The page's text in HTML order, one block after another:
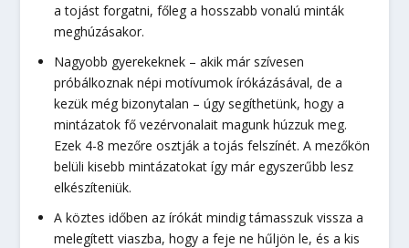
a tojást forgatni, főleg a hosszabb vonalú minták
meghúzásakor.
Nagyobb gyerekeknek – akik már szívesen
próbálkoznak népi motívumok írókázásával, de a
kezük még bizonytalan – úgy segíthetünk, hogy a
mintázatok fő vezérvonalait magunk húzzuk meg.
Ezek 4-8 mezőre osztják a tojás felszínét. A mezőkön
belüli kisebb mintázatokat így már egyszerűbb lesz
elkészíteniük.
A köztes időben az írókát mindig támasszuk vissza a
melegített viaszba, hogy a feje ne hűljön le, és a kis